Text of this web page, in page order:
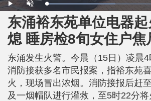
P
l
y
U
n
m
u
t
e
L
o
a
d
e
:
6
2
7
2
%
东涌裕东苑单位电器
熄 睡房检8旬女住户焦
东涌发生火警。今晨（15日）凌晨
消防接获多名市民报案，指裕东苑
火，现场冒出浓烟。消防接报后赶
及一烟帽队进行灌救，至5时22分